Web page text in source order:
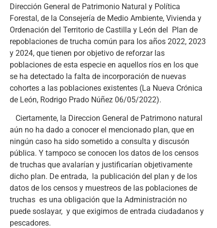
Dirección General de Patrimonio Natural y Política
Forestal, de la Consejería de Medio Ambiente, Vivienda y
Ordenación del Territorio de Castilla y León del Plan de
repoblaciones de trucha común para los años 2022, 2023
y 2024, que tienen por objetivo de reforzar las
poblaciones de esta especie en aquellos ríos en los que
se ha detectado la falta de incorporación de nuevas
cohortes a las poblaciones existentes (La Nueva Crónica
de León, Rodrigo Prado Núñez 06/05/2022).
Ciertamente, la Direccion General de Patrimono natural
aún no ha dado a conocer el mencionado plan, que en
ningún caso ha sido sometido a consulta y discusón
pública. Y tampoco se conocen los datos de los censos
de truchas que avalarían y justificarían objetivamente
dicho plan. De entrada, la publicación del plan y de los
datos de los censos y muestreos de las poblaciones de
truchas es una obligación que la Administración no
puede soslayar, y que exigimos de entrada ciudadanos y
pescadores.